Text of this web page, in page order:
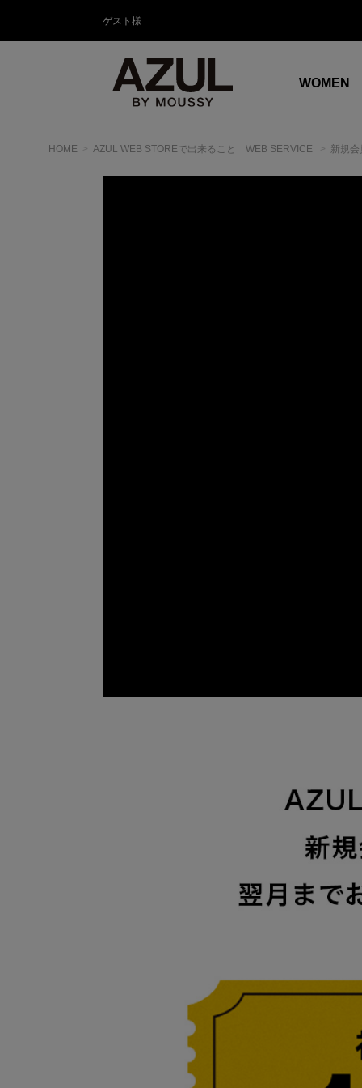
ゲスト様
WOMEN
HOME AZUL WEB STOREで出来ること WEB SERVICE 新規